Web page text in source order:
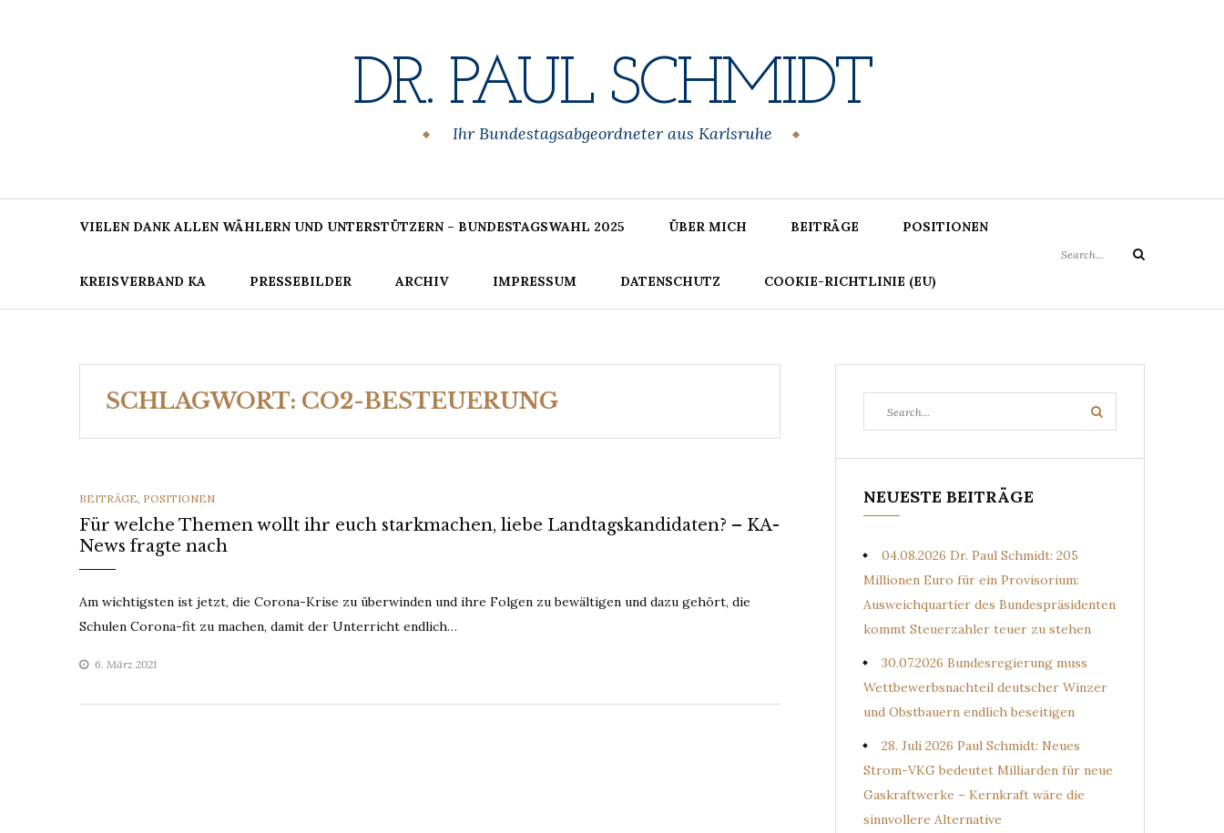
DR. PAUL SCHMIDT
Ihr Bundestagsabgeordneter aus Karlsruhe
VIELEN DANK ALLEN WÄHLERN UND UNTERSTÜTZERN – BUNDESTAGSWAHL 2025 ÜBER MICH BEITRÄGE POSITIONEN
KREISVERBAND KA PRESSEBILDER ARCHIV IMPRESSUM DATENSCHUTZ COOKIE-RICHTLINIE (EU)
Search
SCHLAGWORT: CO2-BESTEUERUNG
CATEGORIES
BEITRÄGE, POSITIONEN
Für welche Themen wollt ihr euch starkmachen, liebe Landtagskandidaten? – KA-
News fragte nach
Am wichtigsten ist jetzt, die Corona-Krise zu überwinden und ihre Folgen zu bewältigen und dazu gehört, die
Schulen Corona-fit zu machen, damit der Unterricht endlich…
6. März 2021
for:
Search
NEUESTE BEITRÄGE
04.08.2026 Dr. Paul Schmidt: 205
Millionen Euro für ein Provisorium:
Ausweichquartier des Bundespräsidenten
kommt Steuerzahler teuer zu stehen
30.07.2026 Bundesregierung muss
Wettbewerbsnachteil deutscher Winzer
und Obstbauern endlich beseitigen
28. Juli 2026 Paul Schmidt: Neues
Strom-VKG bedeutet Milliarden für neue
Gaskraftwerke – Kernkraft wäre die
sinnvollere Alternative